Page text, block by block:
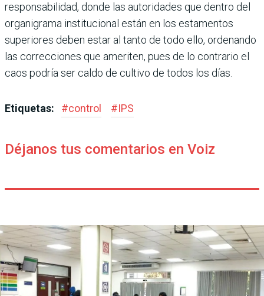
responsabilidad, donde las autoridades que dentro del
organigrama institucional están en los estamentos
superiores deben estar al tanto de todo ello, ordenando
las correcciones que ameriten, pues de lo contrario el
caos podría ser caldo de cultivo de todos los días.
Etiquetas: #control #IPS
Déjanos tus comentarios en Voiz